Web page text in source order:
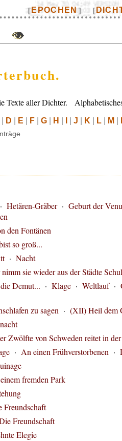
[ EPOCHEN ] [
Texte aller Dichter.
D E F G H J K L M
Hetären-Gräber· Geburt der
den Fontänen
so groß...
· Nacht
sie wieder aus der Städte
Demut... · Klage · Weltlauf·
zu sagen · (XII) Heil dem
Zwölfte von Schweden reitet in
· An einen Frühverstorbenen ·
fremden Park
Freundschaft
Freundschaft
Elegie